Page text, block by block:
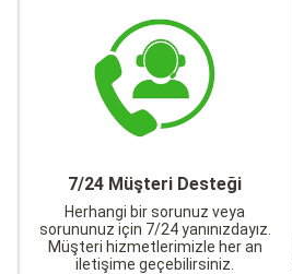
7/24 Müşteri Desteği
Herhangi bir sorunuz veya
sorununuz için 7/24 yanınızdayız.
Müşteri hizmetlerimizle her an
iletişime geçebilirsiniz.